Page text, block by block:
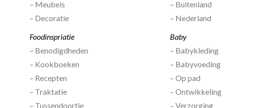
– Meubels
– Decoratie
Foodinspriatie
– Benodigdheden
– Kookboeken
– Recepten
– Traktatie
– Tussendoortje
– Buitenland
– Nederland
Baby
– Babykleding
– Babyvoeding
– Op pad
– Ontwikkeling
– Verzorging